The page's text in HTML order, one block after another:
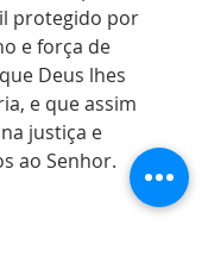
protegido por
e força de
Deus lhes
e que assim
justiça e
ao Senhor.